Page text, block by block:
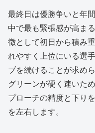
最終日は優勝争いと年
中で最も緊張感が高ま
徴として初日から積み
れやすく上位にいる選
ブを続けることが求め
グリーンが硬く速いた
プローチの精度と下り
を左右します。